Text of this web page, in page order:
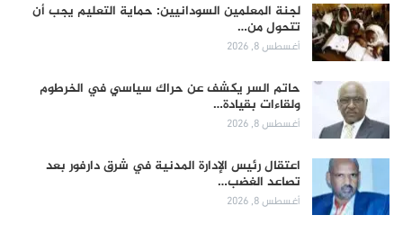
لجنة المعلمين السودانيين: حماية التعليم يجب أن
تتحول من…
أغسطس 8, 2026
حاتم السر يكشف عن حراك سياسي في الخرطوم
ولقاءات بقيادة…
أغسطس 8, 2026
اعتقال رئيس الإدارة المدنية في شرق دارفور بعد
تصاعد الغضب…
أغسطس 8, 2026